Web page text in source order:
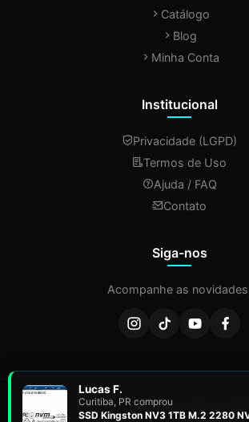
Catálogo
Blog
Minha Conta
Institucional
Privacidade (LGPD)
Termos de Uso
Ajuda / FAQ
Contato
Siga-nos
Acompanhe as
© 2026 Ponto da Tecnologia. Todos os
Desenvolvido porFUTURA
Lucas F.
Curitiba, PR comprou